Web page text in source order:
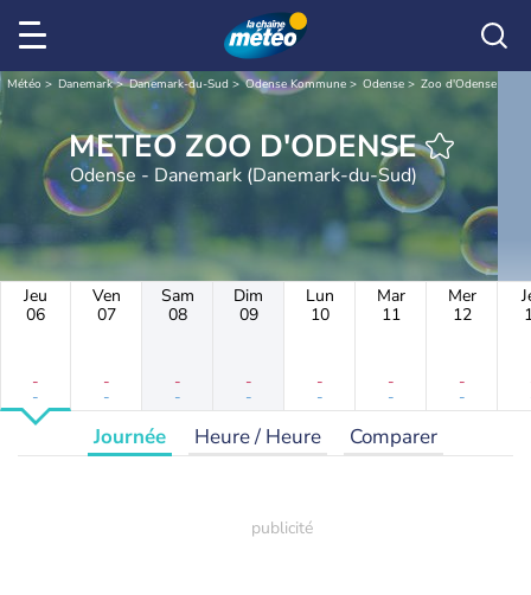
Météo Danemark Danemark-du-Sud Odense Kommune Odense Zoo d'Odense
METEO ZOO D'ODENSE
Odense - Danemark (Danemark-du-Sud)
Jeu
06
-
-
Ven
07
-
-
Sam
08
-
-
Dim
09
-
-
Lun
10
-
-
Mar
11
-
-
Mer
12
-
-
Journée Heure / Heure Comparer